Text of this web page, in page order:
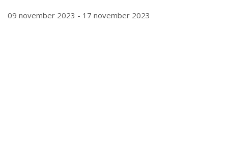
09 november 2023 - 17 november 2023